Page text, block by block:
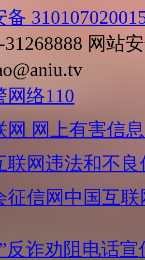
网站
网络110
网 网上有害信
联网违法和不
征信网 中国互
反诈劝阻电话宣